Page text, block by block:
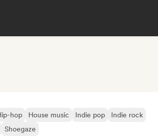
hop House music Indie pop
Indie rock
Shoegaze